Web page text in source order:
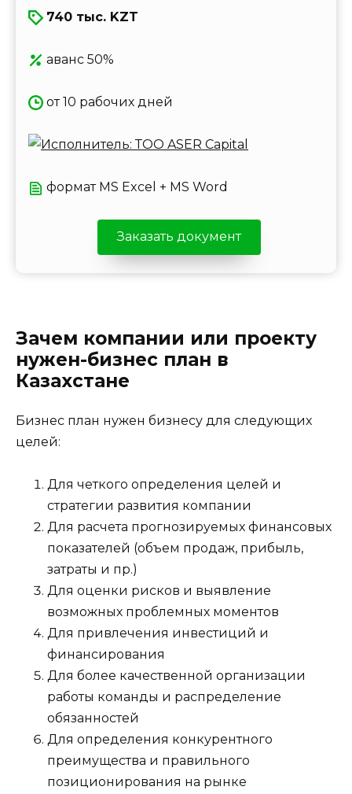
740 тыс. KZT
аванс 50%
от 10 рабочих дней
формат MS Excel + MS Word
Заказать документ
Зачем компании или проекту
нужен-бизнес план в
Казахстане
Бизнес план нужен бизнесу для следующих
целей:
Для четкого определения целей и
стратегии развития компании
Для расчета прогнозируемых финансовых
показателей (объем продаж, прибыль,
затраты и пр.)
Для оценки рисков и выявление
возможных проблемных моментов
Для привлечения инвестиций и
финансирования
Для более качественной организации
работы команды и распределение
обязанностей
Для определения конкурентного
преимущества и правильного
позиционирования на рынке